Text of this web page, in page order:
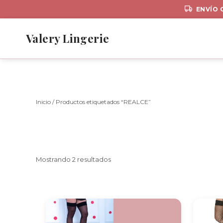
ENVÍO
Valery Lingerie
Inicio / Productos etiquetados “REALCE”
Mostrando 2 resultadosSorted